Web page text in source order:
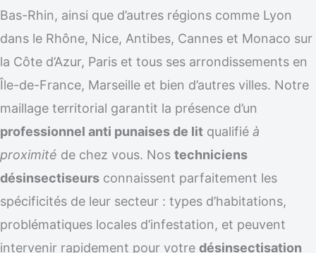
Bas-Rhin, ainsi que d’autres régions comme Lyon
dans le Rhône, Nice, Antibes, Cannes et Monaco sur
la Côte d’Azur, Paris et tous ses arrondissements en
Île-de-France, Marseille et bien d’autres villes. Notre
maillage territorial garantit la présence d’un
professionnel anti punaises de lit qualifié à
proximité de chez vous. Nos techniciens
désinsectiseurs connaissent parfaitement les
spécificités de leur secteur : types d’habitations,
problématiques locales d’infestation, et peuvent
intervenir rapidement pour votre désinsectisation